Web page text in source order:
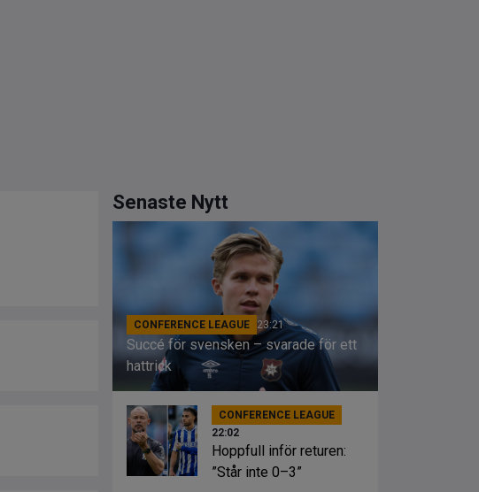
Senaste Nytt
CONFERENCE LEAGUE 23:21
Succé för svensken – svarade för ett
hattrick
CONFERENCE LEAGUE
22:02
Hoppfull inför returen:
”Står inte 0–3”